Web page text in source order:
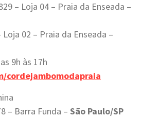
– Loja 04 – Praia da Enseada –
Loja 02 – Praia da Enseada –
9h às 17h
cordejambomodapraia
– Barra Funda – São Paulo/SP